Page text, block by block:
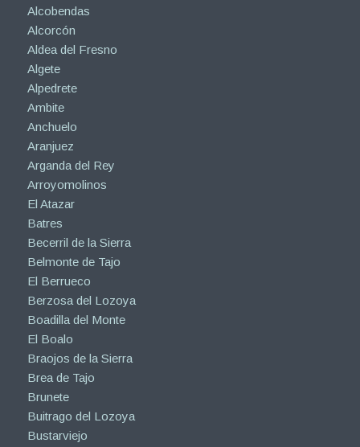
Alcobendas
Alcorcón
Aldea del Fresno
Algete
Alpedrete
Ambite
Anchuelo
Aranjuez
Arganda del Rey
Arroyomolinos
El Atazar
Batres
Becerril de la Sierra
Belmonte de Tajo
El Berrueco
Berzosa del Lozoya
Boadilla del Monte
El Boalo
Braojos de la Sierra
Brea de Tajo
Brunete
Buitrago del Lozoya
Bustarviejo